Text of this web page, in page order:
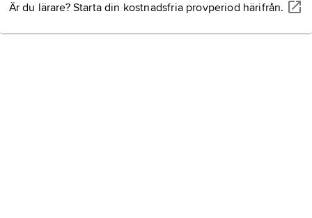
Är du lärare? Starta din kostnadsfria provperiod härifrån.